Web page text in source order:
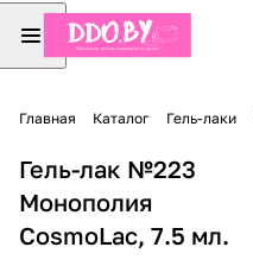
Главная Каталог Гель-лаки
Гель-лак №223
Монополия
CosmoLac, 7.5 мл.